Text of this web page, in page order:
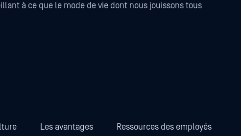
à ce que le mode de vie dont nous jouissons tous
Les avantages Ressources des employés